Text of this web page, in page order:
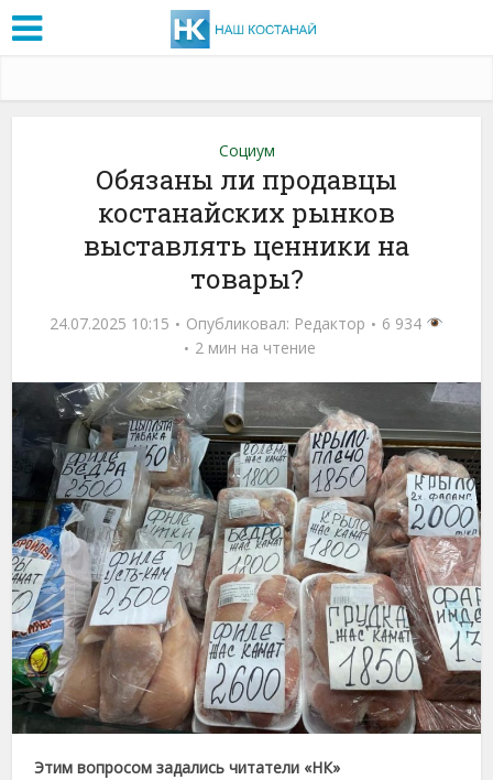
Социум
Обязаны ли продавцы
костанайских рынков
выставлять ценники на
товары?
24.07.2025 10:15 Опубликовал: Редактор
6 934
2 мин на чтение
Этим вопросом задались читатели «НК»